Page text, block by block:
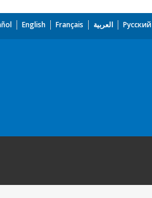
English Français العربية Русский